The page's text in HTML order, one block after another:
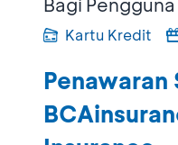
Kartu Kredit
Penawaran